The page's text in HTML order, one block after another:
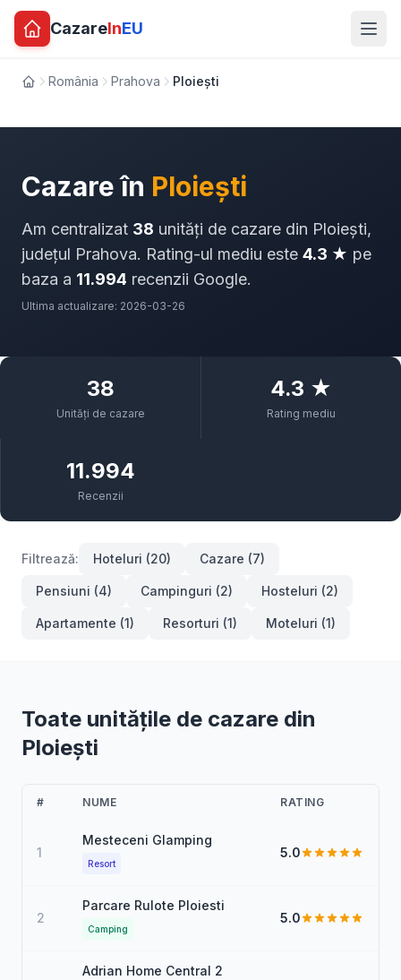
CazareInEU
AcasăRomânia Prahova Ploiești
Cazare în Ploiești
Am centralizat 38 unități de cazare din Ploiești,
județul Prahova. Rating-ul mediu este 4.3 ★ pe
baza a 11.994 recenzii Google.
Ultima actualizare: 2026-03-26
38
Unități de cazare
4.3 ★
Rating mediu
11.994
Recenzii
Filtrează: Hoteluri (20) Cazare (7)
Pensiuni (4) Campinguri (2) Hosteluri (2)
Apartamente (1) Resorturi (1) Moteluri (1)
Toate unitățile de cazare din
Ploiești
# NUME RATING
1
Mesteceni Glamping
Resort
5.0
2
Parcare Rulote Ploiesti
Camping
5.0
Adrian Home Central 2